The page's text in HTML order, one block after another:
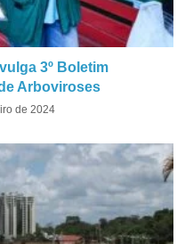
3º Boletim
Arboviroses
de 2024